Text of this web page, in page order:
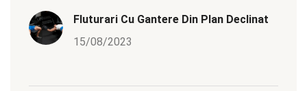
Fluturari Cu Gantere Din Plan Declinat
15/08/2023